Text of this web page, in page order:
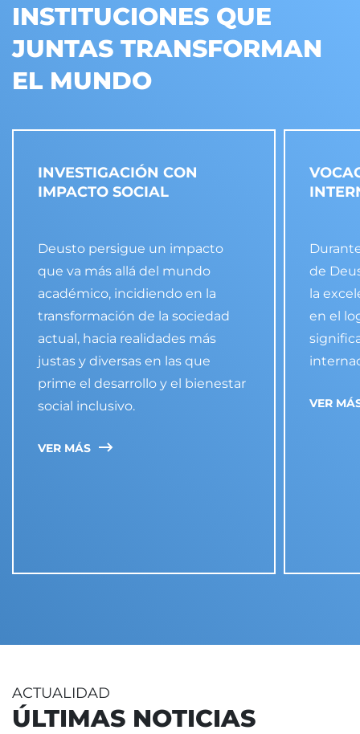
INSTITUCIONES QUE
JUNTAS TRANSFORMAN
EL MUNDO
INVESTIGACIÓN CON
IMPACTO SOCIAL
Deusto persigue un impacto
que va más allá del mundo
académico, incidiendo en la
transformación de la sociedad
actual, hacia realidades más
justas y diversas en las que
prime el desarrollo y el bienestar
social inclusivo.
VER MÁS
de
la
en el
VER
ACTUALIDAD
ÚLTIMAS NOTICIAS